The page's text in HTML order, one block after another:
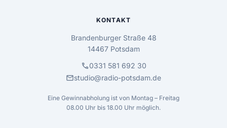
KONTAKT
Brandenburger Straße 48
14467 Potsdam
call0331 581 692 30
mailstudio@radio-potsdam.de
Eine Gewinnabholung ist von Montag – Freitag
08.00 Uhr bis 18.00 Uhr möglich.